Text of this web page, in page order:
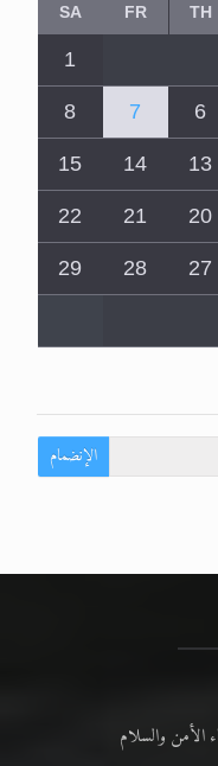
TH
FR
SA
1
6
7
8
13
14
15
20
21
22
27
28
29
الإنضمام
والسلام